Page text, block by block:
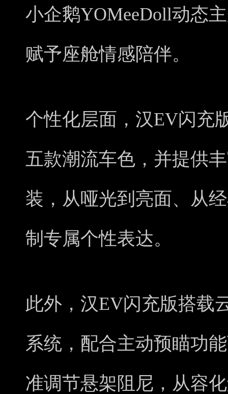
小企鹅YOMeeDoll动态
赋予座舱情感陪伴。
个性化层面，汉EV闪充
五款潮流车色，并提供
装，从哑光到亮面、从
制专属个性表达。
此外，汉EV闪充版搭载
系统，配合主动预瞄功
准调节悬架阻尼，从容